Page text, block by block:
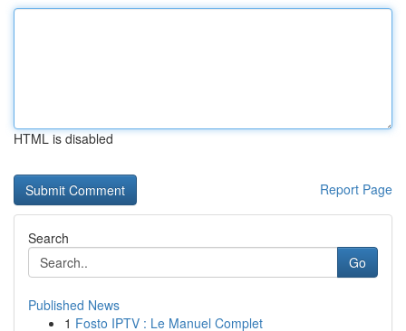
HTML is disabled
Report Page
Search
Go
Published News
1 Fosto IPTV : Le Manuel Complet